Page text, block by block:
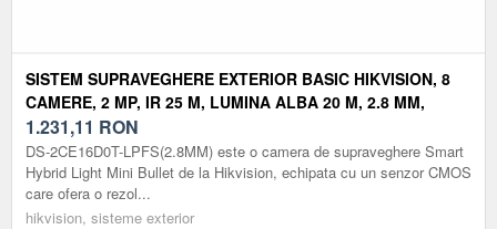
SISTEM SUPRAVEGHERE EXTERIOR BASIC HIKVISION, 8
CAMERE, 2 MP, IR 25 M, LUMINA ALBA 20 M, 2.8 MM,
MICROFON
1.231,11 RON
DS-2CE16D0T-LPFS(2.8MM) este o camera de supraveghere Smart
Hybrid Light Mini Bullet de la Hikvision, echipata cu un senzor CMOS
care ofera o rezol...
hikvision, sisteme exterior